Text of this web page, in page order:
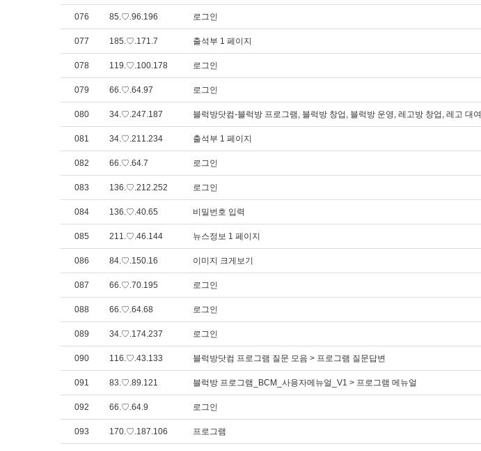
076 85.♡.96.196 로그인
077 185.♡.171.7 출석부 1 페이지
078 119.♡.100.178 로그인
079 66.♡.64.97 로그인
080 34.♡.247.187 블럭방닷컴-블럭방 프로그램, 블럭방 창업, 블럭방 운영, 레고방 창업, 레고 대여
081 34.♡.211.234 출석부 1 페이지
082 66.♡.64.7 로그인
083 136.♡.212.252 로그인
084 136.♡.40.65 비밀번호 입력
085 211.♡.46.144 뉴스정보 1 페이지
086 84.♡.150.16 이미지 크게보기
087 66.♡.70.195 로그인
088 66.♡.64.68 로그인
089 34.♡.174.237 로그인
090 116.♡.43.133 블럭방닷컴 프로그램 질문 모음 > 프로그램 질문답변
091 83.♡.89.121 블럭방 프로그램_BCM_사용자메뉴얼_V1 > 프로그램 메뉴얼
092 66.♡.64.9 로그인
093 170.♡.187.106 프로그램